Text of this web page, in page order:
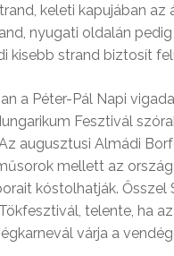
keleti kapujában az
nyugati oldalán
kisebb strand biztosít
a Péter-Pál Napi
Fesztivál
augusztusi Almádi
mellett az
kóstolhatják. Ősszel
telente, ha
várja a